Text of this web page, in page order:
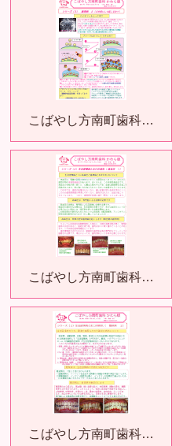
こばやし方南町歯科…
こばやし方南町歯科…
こばやし方南町歯科…